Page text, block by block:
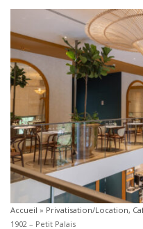
Accueil » Privatisation/Location,
1902 – Petit Palais